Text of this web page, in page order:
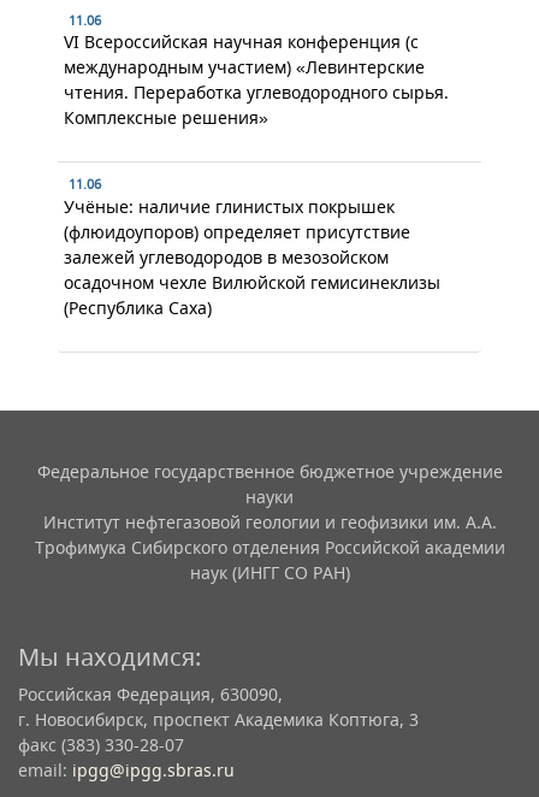
11.06
VI Всероссийская научная конференция (с
международным участием) «Левинтерские
чтения. Переработка углеводородного сырья.
Комплексные решения»
11.06
Учёные: наличие глинистых покрышек
(флюидоупоров) определяет присутствие
залежей углеводородов в мезозойском
осадочном чехле Вилюйской гемисинеклизы
(Республика Саха)
Федеральное государственное бюджетное учреждение
науки
Институт нефтегазовой геологии и геофизики им. А.А.
Трофимука Сибирского отделения Российской академии
наук (ИНГГ СО РАН)
Мы находимся:
Российская Федерация, 630090,
г. Новосибирск, проспект Академика Коптюга, 3
факс (383) 330-28-07
email: ipgg@ipgg.sbras.ru